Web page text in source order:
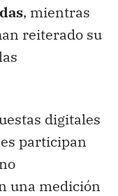
, mientras
reiterado su
digitales
participan
una medición